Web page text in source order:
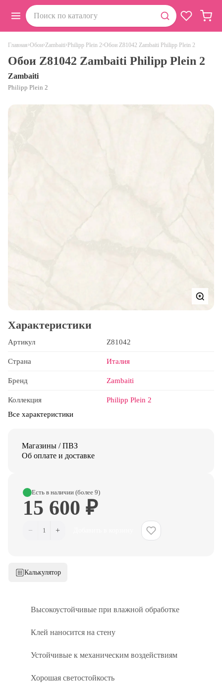
Главная›Обои›Zambaiti› Philipp Plein 2›Обои Z81042 Zambaiti Philipp Plein 2
Обои Z81042 Zambaiti Philipp Plein 2
Zambaiti
Philipp Plein 2
Характеристики
Артикул Z81042
Страна Италия
Бренд Zambaiti
Коллекция
Philipp Plein 2
Все характеристики
Магазины / ПВЗ
Об оплате и доставке
Есть в наличии (более 9)
15 600 ₽
− 1 +
Калькулятор
Высокоустойчивые при влажной обработке
Клей наносится на стену
Устойчивые к механическим воздействиям
Хорошая светостойкость